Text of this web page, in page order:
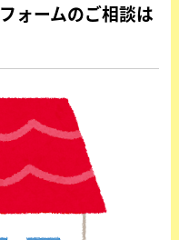
ォームのご相談は